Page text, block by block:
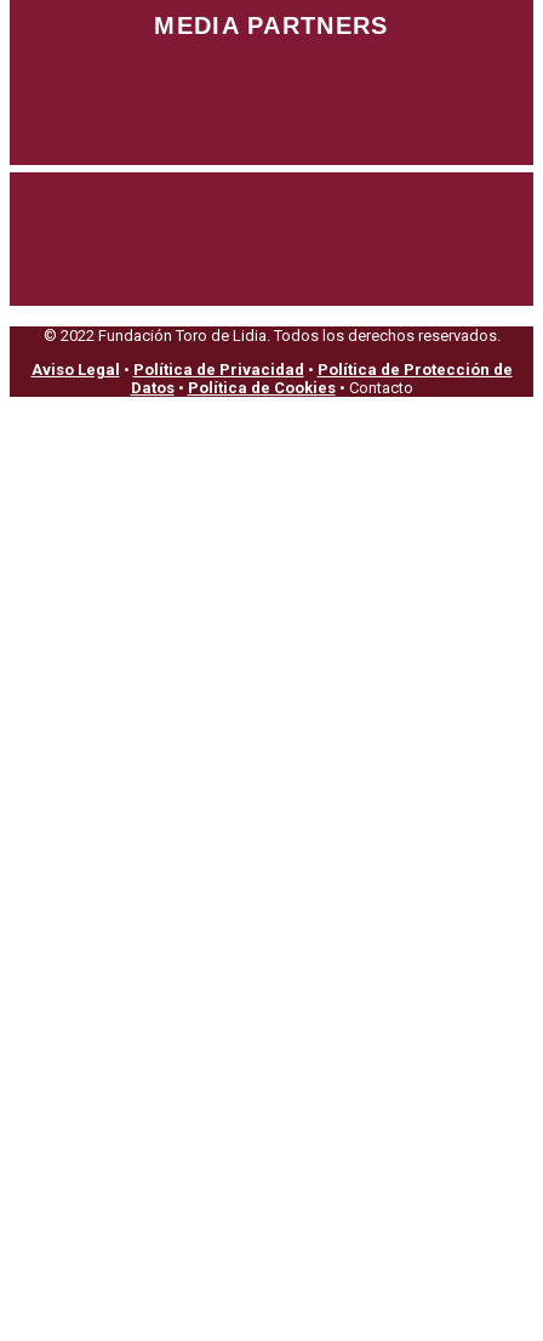
MEDIA PARTNERS
© 2022 Fundación Toro de Lidia. Todos los derechos reservados.
Aviso Legal • Política de Privacidad • Política de Protección de
Datos• Política de Cookies• Contacto